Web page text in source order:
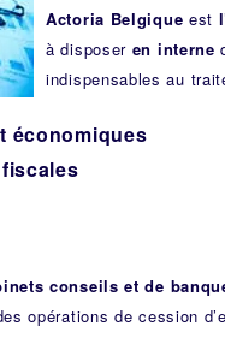
Actoria Belgique est
à disposer en interne
indispensables au
économiques
conseils et de
opérations de cession